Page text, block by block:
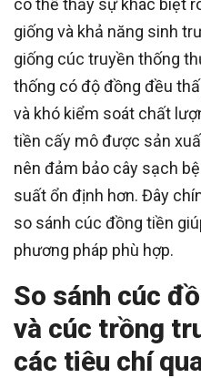
giống và khả năng sinh
giống cúc truyền thống
thống có độ đồng đều
và khó kiểm soát chất
tiền cấy mô được sản
nên đảm bảo cây sạch
suất ổn định hơn. Đây
so sánh cúc đồng tiền
phương pháp phù hợp.
So sánh cúc
và cúc trồng
các tiêu chí